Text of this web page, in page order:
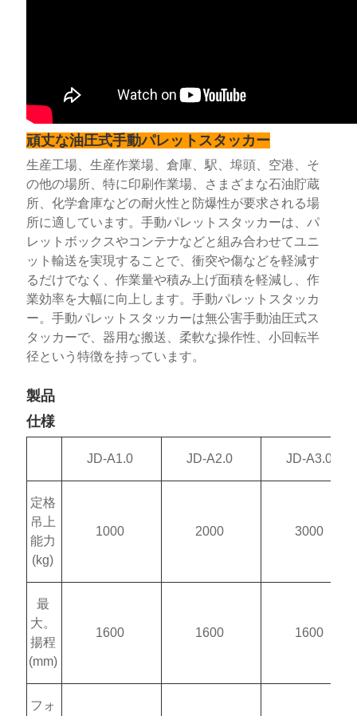
頑丈な油圧式手動パレットスタッカー
生産工場、生産作業場、倉庫、駅、埠頭、空港、そ
の他の場所、特に印刷作業場、さまざまな石油貯蔵
所、化学倉庫などの耐火性と防爆性が要求される場
所に適しています。手動パレットスタッカーは、パ
レットボックスやコンテナなどと組み合わせてユニ
ット輸送を実現することで、衝突や傷などを軽減す
るだけでなく、作業量や積み上げ面積を軽減し、作
業効率を大幅に向上します。手動パレットスタッカ
ー。手動パレットスタッカーは無公害手動油圧式ス
タッカーで、器用な搬送、柔軟な操作性、小回転半
径という特徴を持っています。
製品
仕様
JD-A1.0 JD-A2.0 JD-A3.0
定格
吊上
能力
(kg)
1000 2000 3000
最
大。
揚程
(mm)
1600 1600 1600
フォ